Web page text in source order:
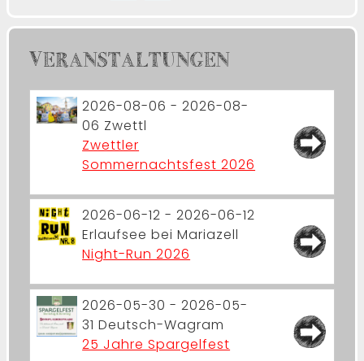
VERANSTALTUNGEN
2026-08-06 - 2026-08-
06 Zwettl
Zwettler
Sommernachtsfest 2026
2026-06-12 - 2026-06-12
Erlaufsee bei Mariazell
Night-Run 2026
2026-05-30 - 2026-05-
31 Deutsch-Wagram
25 Jahre Spargelfest